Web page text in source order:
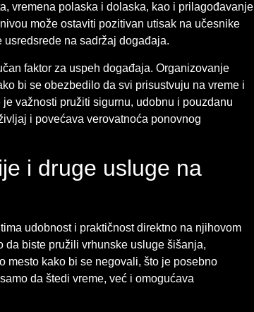
vremena polaska i dolaska, kao i prilagođavanje
može ostaviti pozitivan utisak na učesnike
na sadržaj događaja.
faktor za uspeh događaja. Organizovanje
bi se obezbedilo da svi prisustvuju na vreme i
važnosti pružiti sigurnu, udobnu i pouzdanu
i povećava verovatnoća ponovnog
i druge usluge na
udobnost i praktičnost direktno na njihovom
da biste pružili vrhunske usluge šišanja,
mesto kako bi se negovali, što je posebno
da štedi vreme, već i omogućava